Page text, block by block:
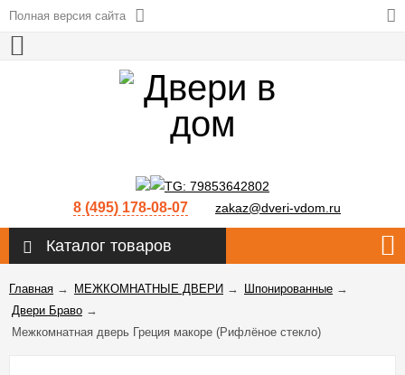
Полная версия сайта
8 (495) 178-08-07 zakaz@dveri-vdom.ru
Каталог товаров
Главная → МЕЖКОМНАТНЫЕ ДВЕРИ → Шпонированные →
Двери Браво →
Межкомнатная дверь Греция макоре (Рифлёное стекло)